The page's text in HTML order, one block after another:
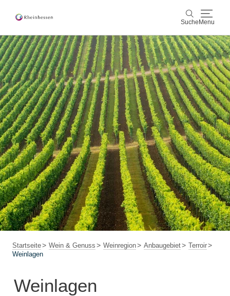
Suche Menu
Suche
Wein & Genuss
Aktiv & Natur
Kultur & Städte
Veranstaltungen
Buchung & Service
ShopRheinhessen-Blog Karte
Startseite Wein & Genuss Weinregion Anbaugebiet
Terroir
Weinlagen
Weinlagen